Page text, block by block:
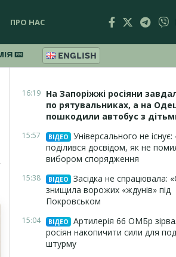
ПРО НАС
ENGLISH
16:19 На Запоріжжі росіяни
по рятувальниках, а на
пошкодили автобус з
15:57 ВІДЕО
Універсального не існує:
поділився досвідом, як не
вибором спорядження
15:38 ВІДЕО
Засідка не спрацювала:
знищила ворожих «ждунів» під
Покровськом
15:04 ВІДЕО
Артилерія 66 ОМБр
росіян накопичити сили для
штурму